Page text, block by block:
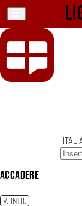
accadere
V. INTR.